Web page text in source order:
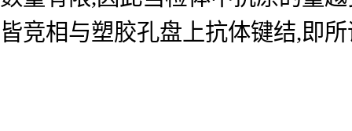
皆竞相与塑胶孔盘上抗体键结,即